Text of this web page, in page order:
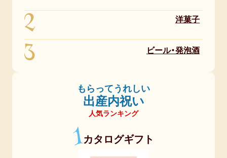
2 洋菓子
3 ビール・発泡酒
もらってうれしい
出産内祝い
人気ランキング
1カタログギフト